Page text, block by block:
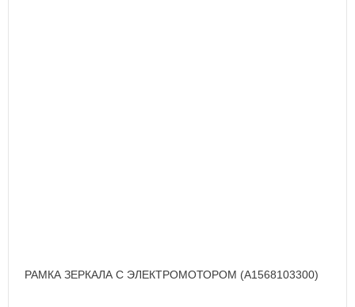
РАМКА ЗЕРКАЛА С ЭЛЕКТРОМОТОРОМ (A1568103300)